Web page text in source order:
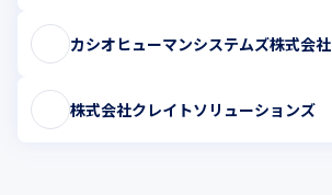
カシオヒューマンシステムズ株式会社
株式会社クレイトソリューションズ